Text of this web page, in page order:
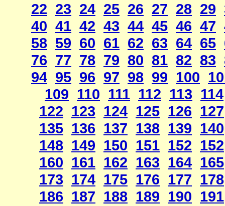
22 23 24 25 26 27 28 29
40 41 42 43 44 45 46 47
58 59 60 61 62 63 64 65
76 77 78 79 80 81 82 83
94 95 96 97 98 99 100
109 110 111 112 113 114
122 123 124 125 126 127
135 136 137 138 139 140
148 149 150 151 152 152
160 161 162 163 164 165
173 174 175 176 177 178
186 187 188 189 190 191